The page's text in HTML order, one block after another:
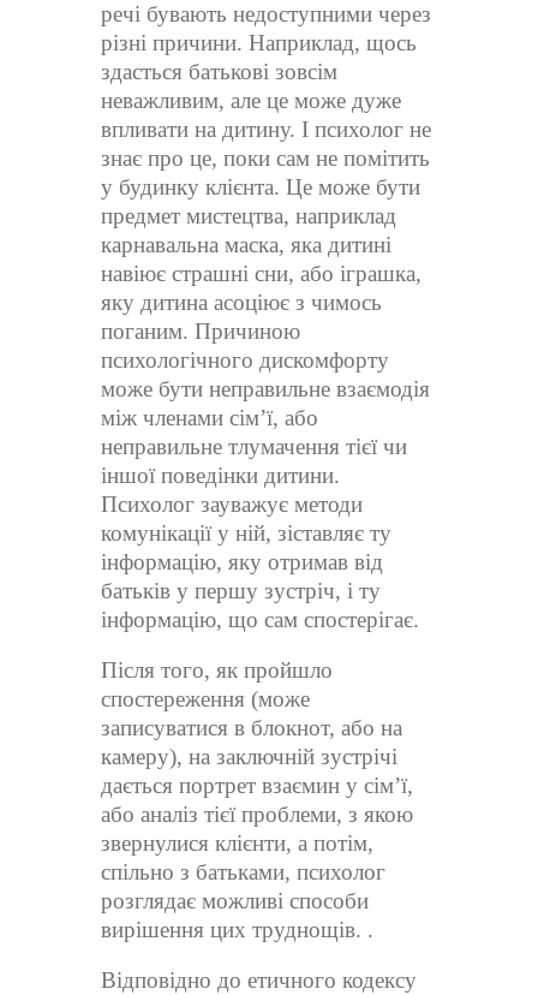
речі бувають недоступними через
різні причини. Наприклад, щось
здасться батькові зовсім
неважливим, але це може дуже
впливати на дитину. І психолог не
знає про це, поки сам не помітить
у будинку клієнта. Це може бути
предмет мистецтва, наприклад
карнавальна маска, яка дитині
навіює страшні сни, або іграшка,
яку дитина асоціює з чимось
поганим. Причиною
психологічного дискомфорту
може бути неправильне взаємодія
між членами сім’ї, або
неправильне тлумачення тієї чи
іншої поведінки дитини.
Психолог зауважує методи
комунікації у ній, зіставляє ту
інформацію, яку отримав від
батьків у першу зустріч, і ту
інформацію, що сам спостерігає.
Після того, як пройшло
спостереження (може
записуватися в блокнот, або на
камеру), на заключній зустрічі
дається портрет взаємин у сім’ї,
або аналіз тієї проблеми, з якою
звернулися клієнти, а потім,
спільно з батьками, психолог
розглядає можливі способи
вирішення цих труднощів. .
Відповідно до етичного кодексу